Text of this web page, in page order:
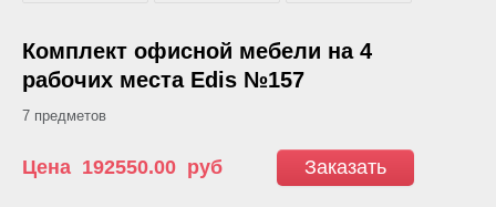
Комплект офисной мебели на 4
рабочих места Edis №157
7 предметов
Заказать
Цена 192550.00 руб